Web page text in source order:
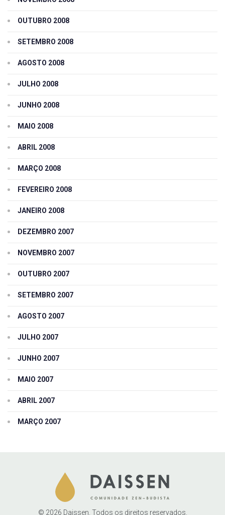
OUTUBRO 2008
SETEMBRO 2008
AGOSTO 2008
JULHO 2008
JUNHO 2008
MAIO 2008
ABRIL 2008
MARÇO 2008
FEVEREIRO 2008
JANEIRO 2008
DEZEMBRO 2007
NOVEMBRO 2007
OUTUBRO 2007
SETEMBRO 2007
AGOSTO 2007
JULHO 2007
JUNHO 2007
MAIO 2007
ABRIL 2007
MARÇO 2007
© 2026 Daissen. Todos os direitos reservados.